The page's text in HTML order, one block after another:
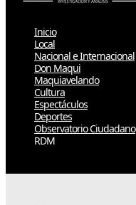
Inicio
Local
Nacional e Internacional
Don Maqui
Maquiavelando
Cultura
Espectáculos
Deportes
Observatorio Ciudadano
RDM